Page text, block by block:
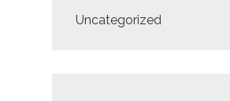
Uncategorized